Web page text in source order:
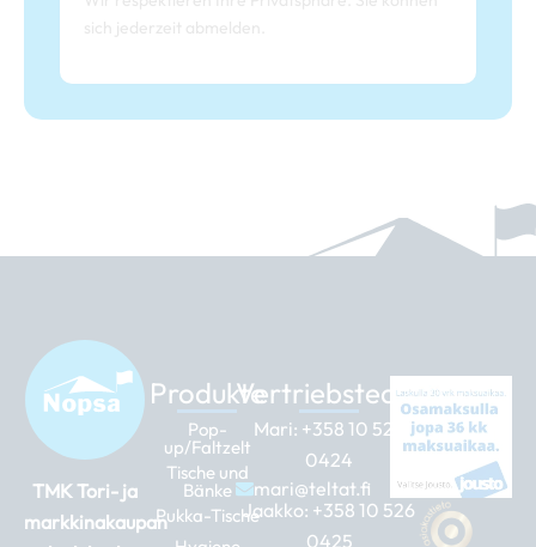
TMK Tori- ja
markkinakaupan
Produkte
Pop-
up/Faltzelt
Tische und
Bänke
Pukka-Tische
Vertriebsteam
Mari: +358 10 526
0424
mari@teltat.fi
Jaakko: +358 10 526
0425